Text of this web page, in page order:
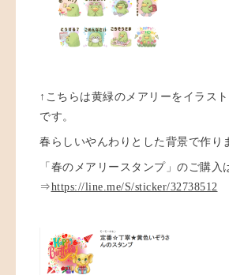
↑こちらは黄緑のメアリーをイラス
です。
春らしいやんわりとした背景で作り
「春のメアリースタンプ」のご購入
⇒https://line.me/S/sticker/32738512